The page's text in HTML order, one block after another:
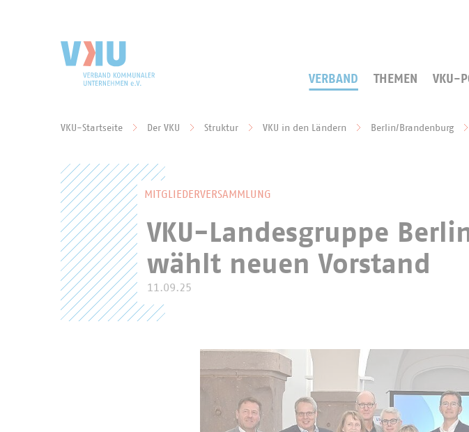
VERBAND THEMEN VKU-
VKU-Startseite Der VKU Struktur VKU in den Ländern Berlin/Brandenburg
MITGLIEDERVERSAMMLUNG
VKU-Landesgruppe
wählt neuen Vorstand
11.09.25